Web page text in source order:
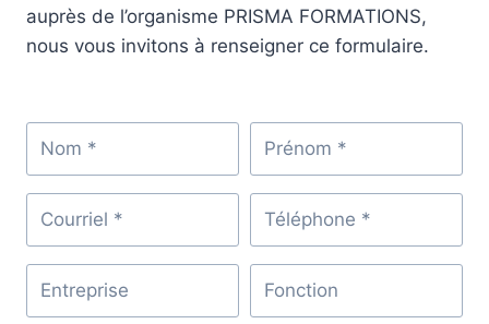
auprès de l’organisme PRISMA FORMATIONS,
nous vous invitons à renseigner ce formulaire.